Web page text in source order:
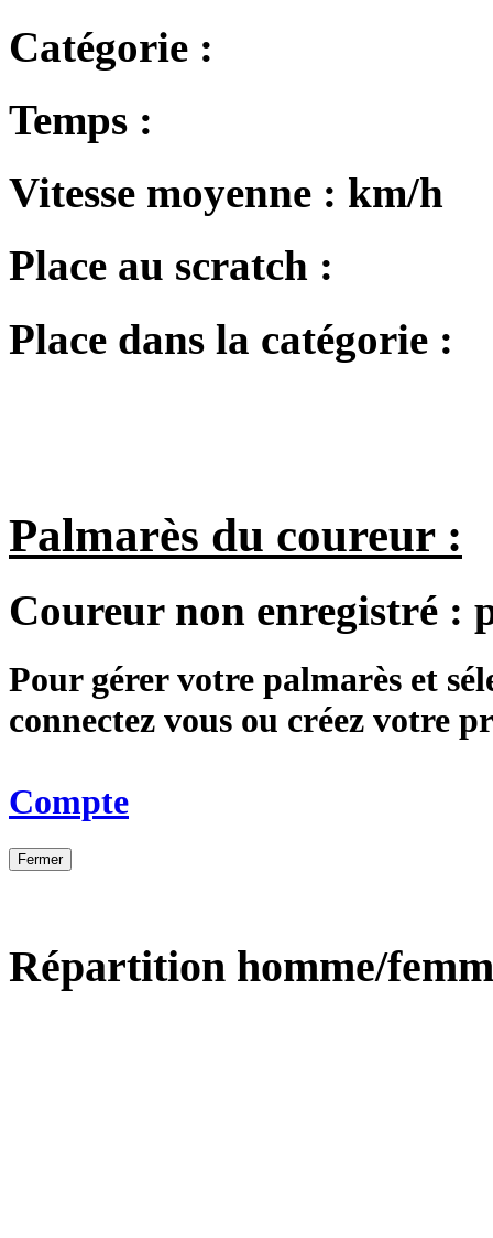
Catégorie :
Temps :
Vitesse moyenne : km/h
Place au scratch :
Place dans la catégorie :
Palmarès du coureur :
Coureur non enregistré :
Pour gérer votre palmarès et
connectez vous ou créez votre
Compte
Fermer
Répartition homme/